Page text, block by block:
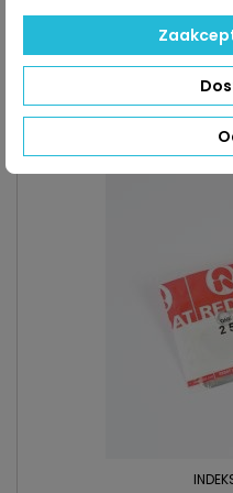
Turbosprężarka po
Toyota MODEL: C1 | Nemo |
8HT | DV4D | DV4TD | 2WZ-
HDI MOC: 54KM/40kW |

Ostatnie